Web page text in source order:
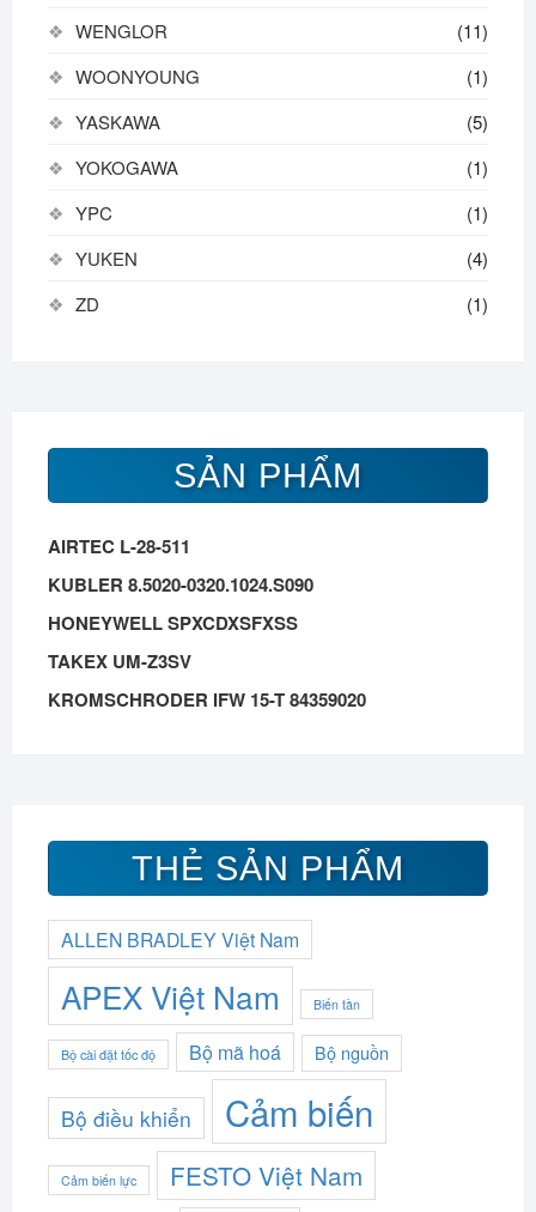
WENGLOR
(11)
WOONYOUNG
(1)
YASKAWA
(5)
YOKOGAWA
(1)
YPC
(1)
YUKEN
(4)
ZD
(1)
SẢN PHẨM
AIRTEC L-28-511
KUBLER 8.5020-0320.1024.S090
HONEYWELL SPXCDXSFXSS
TAKEX UM-Z3SV
KROMSCHRODER IFW 15-T 84359020
THẺ SẢN PHẨM
ALLEN BRADLEY Việt Nam
APEX Việt Nam Biến tần
Bộ cài đặt tốc độ Bộ mã hoá Bộ nguồn
Bộ điều khiển Cảm biến
Cảm biến lực FESTO Việt Nam